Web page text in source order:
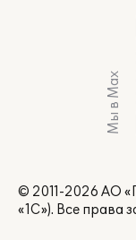
Мы в Max
© 2011-2026 АО
«1С»). Все права